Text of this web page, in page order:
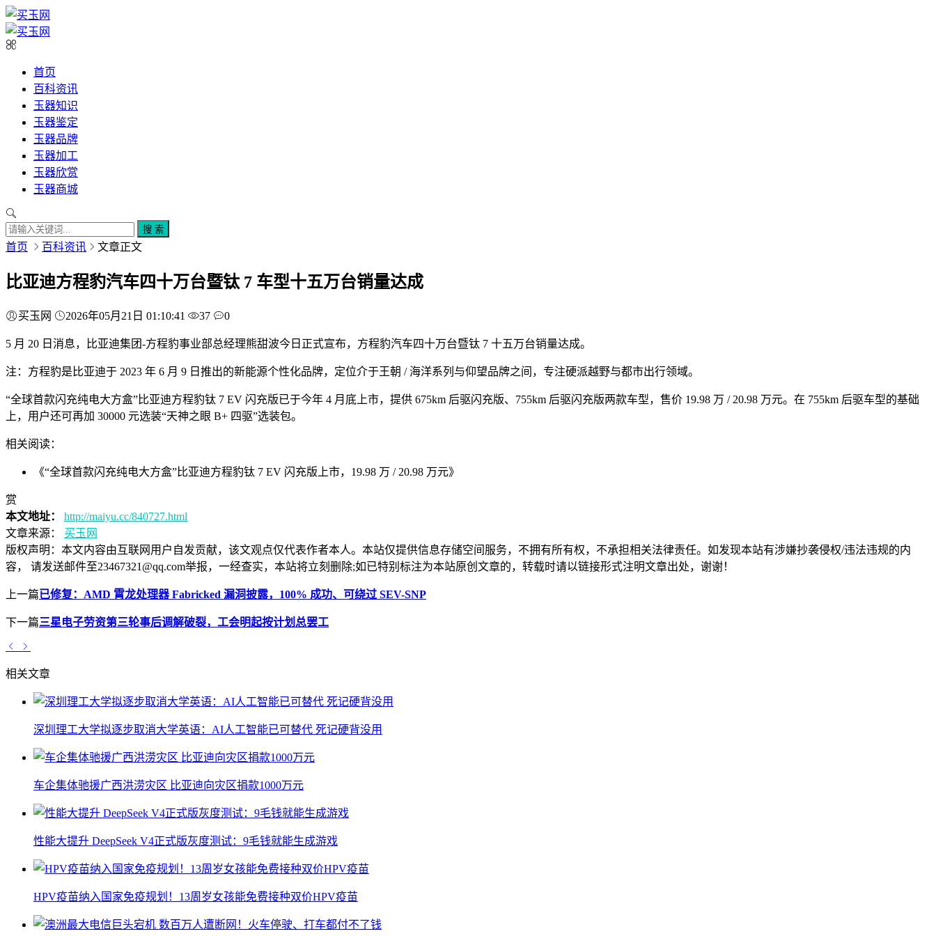
首页
百科资讯
玉器知识
玉器鉴定
玉器品牌
玉器加工
玉器欣赏
玉器商城
搜 索
首页 百科资讯 文章正文
比亚迪方程豹汽车四十万台暨钛 7 车型十五万台销量达成
买玉网 2026年05月21日 01:10:41 37 0
5 月 20 日消息，比亚迪集团-方程豹事业部总经理熊甜波今日正式宣布，方程豹汽车四十万台暨钛 7 十五万台销量达成。
注：方程豹是比亚迪于 2023 年 6 月 9 日推出的新能源个性化品牌，定位介于王朝 / 海洋系列与仰望品牌之间，专注硬派越野与都市出行领域。
“全球首款闪充纯电大方盒”比亚迪方程豹钛 7 EV 闪充版已于今年 4 月底上市，提供 675km 后驱闪充版、755km 后驱闪充版两款车型，售价 19.98 万 / 20.98 万元。在 755km 后驱车型的基础
上，用户还可再加 30000 元选装“天神之眼 B+ 四驱”选装包。
相关阅读：
《“全球首款闪充纯电大方盒”比亚迪方程豹钛 7 EV 闪充版上市，19.98 万 / 20.98 万元》
赏
本文地址：
http://maiyu.cc/840727.html
文章来源：
买玉网
版权声明： 本文内容由互联网用户自发贡献，该文观点仅代表作者本人。本站仅提供信息存储空间服务，不拥有所有权，不承担相关法律责任。如发现本站有涉嫌抄袭侵权/违法违规的内
容， 请发送邮件至23467321@qq.com举报，一经查实，本站将立刻删除;如已特别标注为本站原创文章的，转载时请以链接形式注明文章出处，谢谢！
上一篇已修复：AMD 霄龙处理器 Fabricked 漏洞披露，100% 成功、可绕过 SEV-SNP
下一篇三星电子劳资第三轮事后调解破裂，工会明起按计划总罢工
相关文章
深圳理工大学拟逐步取消大学英语：AI人工智能已可替代 死记硬背没用
车企集体驰援广西洪涝灾区 比亚迪向灾区捐款1000万元
性能大提升 DeepSeek V4正式版灰度测试：9毛钱就能生成游戏
HPV疫苗纳入国家免疫规划！13周岁女孩能免费接种双价HPV疫苗